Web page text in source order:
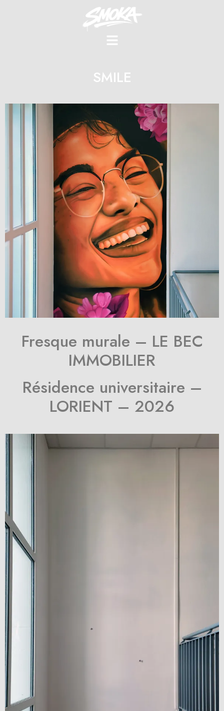
SMILE
Fresque murale – LE BEC
IMMOBILIER
Résidence universitaire –
LORIENT – 2026